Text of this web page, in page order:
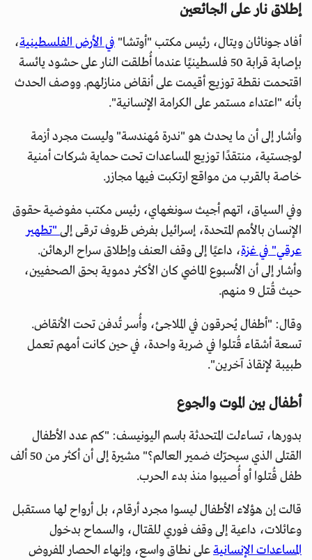
إطلاق نار على الجائعين
أفاد جوناثان ويتال، رئيس مكتب "أوتشا" في الأرض الفلسطينية،
بإصابة قرابة 50 فلسطينيًا عندما أُطلقت النار على حشود يائسة
اقتحمت نقطة توزيع أقيمت على أنقاض منازلهم. ووصف الحدث
بأنه "اعتداء مستمر على الكرامة الإنسانية".
وأشار إلى أن ما يحدث هو "ندرة مُهندسة" وليست مجرد أزمة
لوجستية، منتقدًا توزيع المساعدات تحت حماية شركات أمنية
خاصة بالقرب من مواقع ارتكبت فيها مجازر.
وفي السياق، اتهم أجيث سونغهاي، رئيس مكتب مفوضية حقوق
الإنسان بالأمم المتحدة، إسرائيل بفرض ظروف ترقى إلى"تطهير
عرقي" في غزة، داعيًا إلى وقف العنف وإطلاق سراح الرهائن.
وأشار إلى أن الأسبوع الماضي كان الأكثر دموية بحق الصحفيين،
حيث قُتل 9 منهم.
وقال: "أطفال يُحرقون في الملاجئ، وأُسر تُدفن تحت الأنقاض.
تسعة أشقاء قُتلوا في ضربة واحدة، في حين كانت أمهم تعمل
طبيبة لإنقاذ آخرين".
أطفال بين الموت والجوع
بدورها، تساءلت المتحدثة باسم اليونيسف: "كم عدد الأطفال
القتلى الذي سيحرّك ضمير العالم؟" مشيرة إلى أن أكثر من 50 ألف
طفل قُتلوا أو أُصيبوا منذ بدء الحرب.
قالت إن هؤلاء الأطفال ليسوا مجرد أرقام، بل أرواح لها مستقبل
وعائلات، داعية إلى وقف فوري للقتال، والسماح بدخول
المساعدات الإنسانيةعلى نطاق واسع، وإنهاء الحصار المفروض